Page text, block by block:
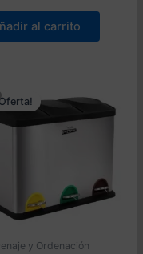
original
era:
actual
es:
al carrito
y Ordenación